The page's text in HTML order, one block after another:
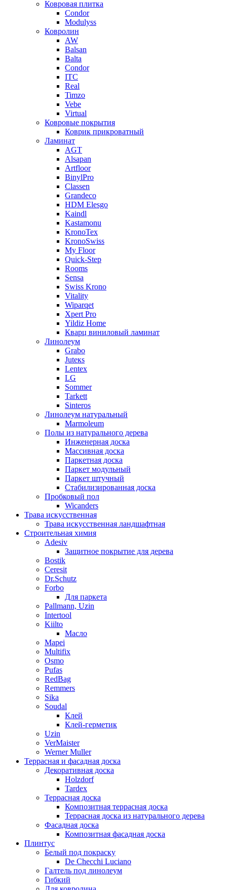
Ковровая плитка
Condor
Modulyss
Ковролин
AW
Balsan
Balta
Condor
ITC
Real
Timzo
Vebe
Virtual
Ковровые покрытия
Коврик прикроватный
Ламинат
AGT
Alsapan
Artfloor
BinylPro
Classen
Grandeco
HDM Elesgo
Kaindl
Kastamonu
KronoTex
KronoSwiss
My Floor
Quick-Step
Rooms
Sensa
Swiss Krono
Vitality
Wiparqet
Xpert Pro
Yildiz Home
Кварц виниловый ламинат
Линолеум
Grabo
Juteкs
Lentex
LG
Sommer
Tarkett
Sinteros
Линолеум натуральный
Marmoleum
Полы из натурального дерева
Инженерная доска
Массивная доска
Паркетная доска
Паркет модульный
Паркет штучный
Стабилизированная доска
Пробковый пол
Wicanders
Трава искусственная
Трава искусственная ландшафтная
Строительная химия
Adesiv
Защитное покрытие для дерева
Bostik
Ceresit
Dr.Schutz
Forbo
Для паркета
Pallmann, Uzin
Intertool
Kiilto
Масло
Mapei
Multifix
Osmo
Pufas
RedBag
Remmers
Sika
Soudal
Клей
Клей-герметик
Uzin
VerMaister
Werner Muller
Террасная и фасадная доска
Декоративная доска
Holzdorf
Tardex
Террасная доска
Композитная террасная доска
Террасная доска из натурального дерева
Фасадная доска
Композитная фасадная доска
Плинтус
Белый под покраску
De Checchi Luciano
Галтель под линолеум
Гибкий